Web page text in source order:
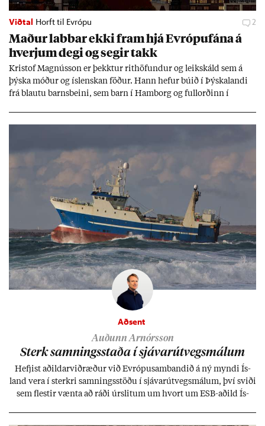
Viðtal Horft til Evrópu 2
Mað­ur labb­ar ekki fram hjá Evr­ópuf­ána á
hverj­um degi og seg­ir takk
Kri­stof Magnús­son er þekkt­ur rit­höf­und­ur og leik­skáld sem á
þýska móð­ur og ís­lensk­an föð­ur. Hann hef­ur bú­ið í Þýskalandi
frá blautu barns­beini, sem barn í Ham­borg og full­orð­inn í
Aðsent
Auðunn Arnórsson
Sterk samn­ings­staða í sjáv­ar­út­vegs­mál­um
Hefj­ist að­ild­ar­við­ræð­ur við Evr­ópu­sam­band­ið á ný myndi Ís­
land vera í sterkri samn­ings­stöðu í sjáv­ar­út­vegs­mál­um, því sviði
sem flest­ir vænta að ráði úr­slit­um um hvort um ESB-að­ild Ís­